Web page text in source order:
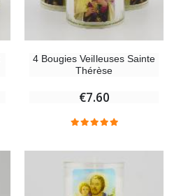
4 Bougies Veilleuses Sainte
Thérèse
€7.60